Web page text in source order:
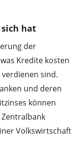
hat
der
Kredite kosten
sind.
und deren
können
Volkswirtschaft